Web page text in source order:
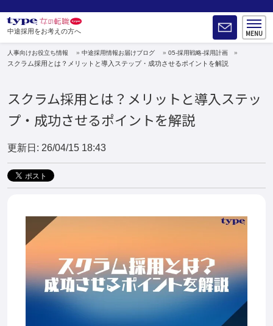
中途採用をお考えの方へ
人事向けお役立ち情報 中途採用情報お届けブログ 05-採用戦略-採用計画
スクラム採用とは？メリットと導入ステップ・成功させるポイントを解説
スクラム採用とは？メリットと導入ステッ
プ・成功させるポイントを解説
更新日: 26/04/15 18:43